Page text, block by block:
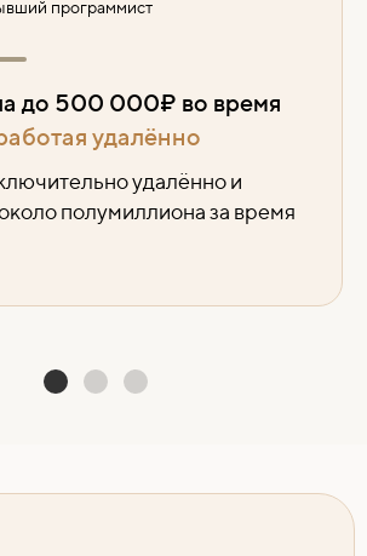
программист
до 500 000₽ во время
удалённо
удалённо и
полумиллиона за время